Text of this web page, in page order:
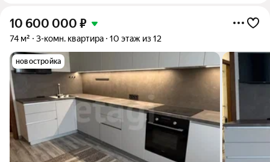
10 600 000 ₽
74 м² 3-комн. квартира 10 этаж из 12
новостройка